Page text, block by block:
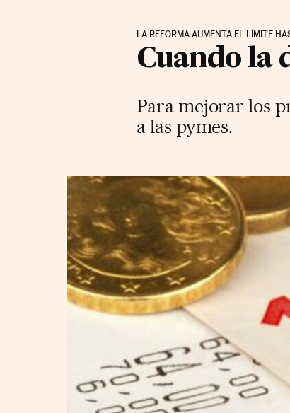
LA REFORMA AUMENTA EL LÍMITE
Cuando la
Para mejorar los
a las pymes.